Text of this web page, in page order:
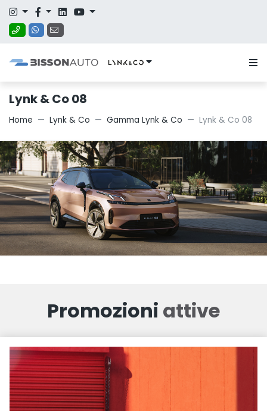
Lynk & Co 08
Home Lynk & Co Gamma Lynk & Co Lynk & Co 08
Promozioni attive